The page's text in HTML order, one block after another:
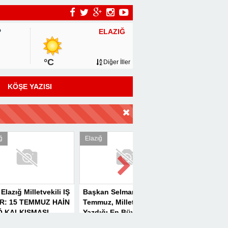
ELAZIĞ
°C Diğer İller
KÖŞE YAZISI
IŞ
HAİN
Başkan Selmanoğlu: “15
Temmuz, Milletimizin
Yazdığı En Büyük